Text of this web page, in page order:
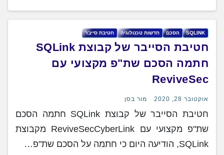
SQLINK ‏הסכם ‏חדשות ‏טכנולוגיה ‏חטיבת ‏סייבר
חטיבת הסייבר של קבוצת ‏SQLink
‎חתמה הסכם שת"פ מקצועי עם
אוקטובר 28, 2020 מור בסן
חטיבת הסייבר של קבוצת SQLink חתמה הסכם
שת"פ מקצועי עם ReviveSecCyberLink מקבוצת
SQLink, הודיעה היום כי חתמה על הסכם שת"פ…